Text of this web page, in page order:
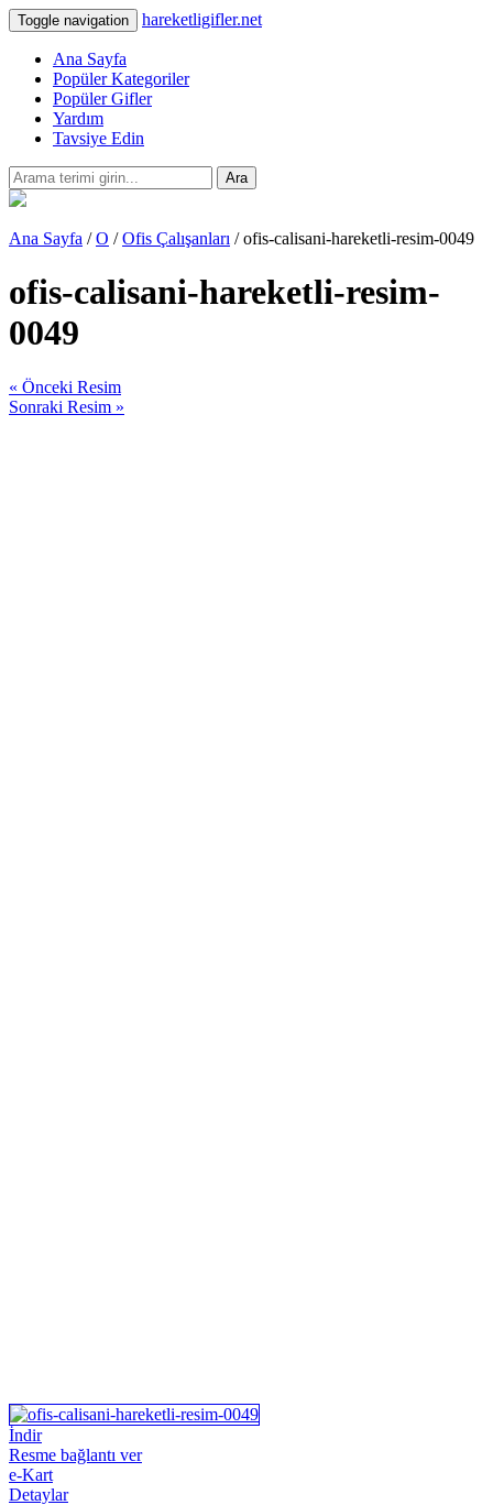
Toggle navigation hareketligifler.net
Ana Sayfa
Popüler Kategoriler
Popüler Gifler
Yardım
Tavsiye Edin
Ara
Ana Sayfa /O /Ofis Çalışanları / ofis-calisani-hareketli-resim-0049
ofis-calisani-hareketli-resim-
0049
« Önceki Resim
Sonraki Resim »
İndir
Resme bağlantı ver
e-Kart
Detaylar